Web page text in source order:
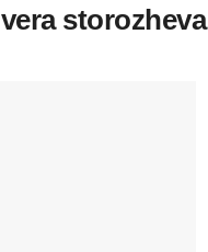
vera storozheva